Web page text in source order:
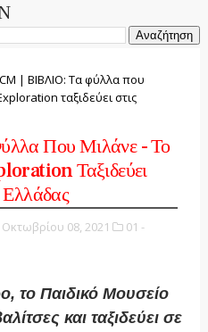
| ΒΙΒΛΙΟ: Τα φύλλα που
ταξιδεύει στις
Που Μιλάνε - Το
Ταξιδεύει
Ελλάδας
Οκτωβρίου 08, 2021
01 -
το Παιδικό Μουσείο
και ταξιδεύει σε